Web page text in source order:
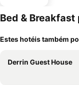
Bed &
Estes hotéis também
Derrin Guest House